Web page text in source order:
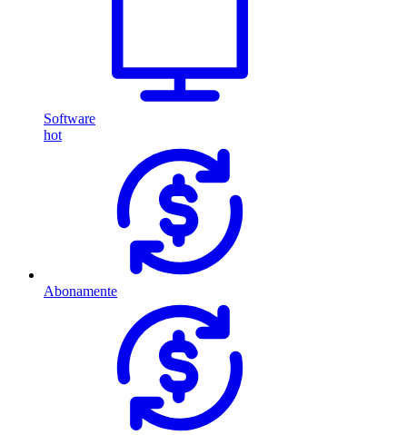
Software
hot
Abonamente